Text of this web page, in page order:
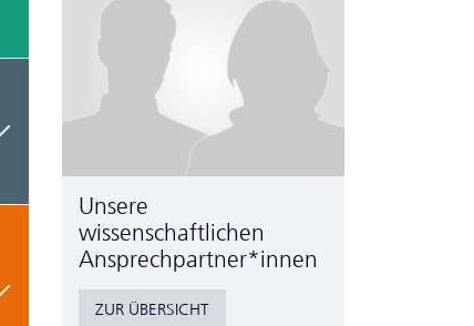
Unsere
wissenschaftlichen
Ansprechpartner*innen
ZUR ÜBERSICHT